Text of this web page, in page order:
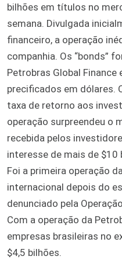
bilhões em títulos no
semana. Divulgada
financeiro, a operação
companhia. Os “bonds”
Petrobras Global Finance
precificados em dólares.
taxa de retorno aos
operação surpreendeu o
recebida pelos
interesse de mais de $10
Foi a primeira operação
internacional depois do
denunciado pela
Com a operação da
empresas brasileiras no
$4,5 bilhões.